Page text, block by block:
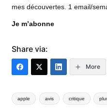
mes découvertes. 1 email/
Je m’abonne
Share via:
More
Tags:
apple avis critique